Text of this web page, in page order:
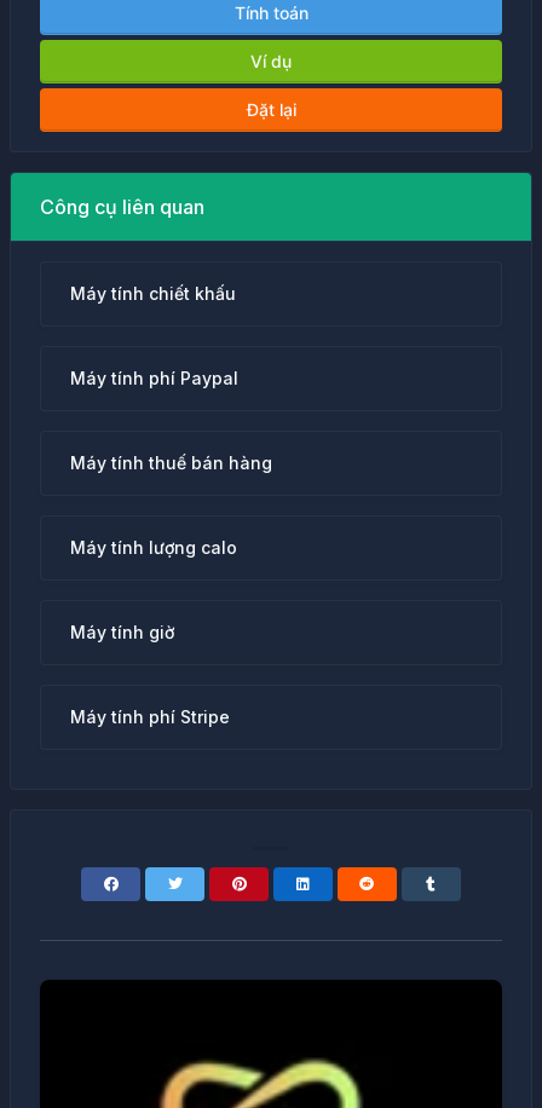
Tính toán
Ví dụ
Đặt lại
Công cụ liên quan
Máy tính chiết khấu
Máy tính phí Paypal
Máy tính thuế bán hàng
Máy tính lượng calo
Máy tính giờ
Máy tính phí Stripe